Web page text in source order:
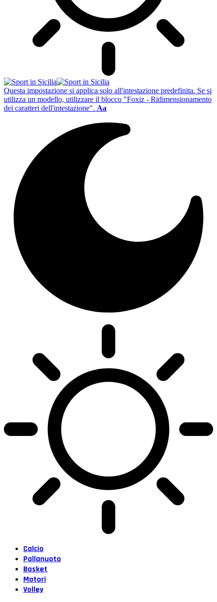
Questa impostazione si applica solo all'intestazione predefinita. Se si
utilizza un modello, utilizzare il blocco "Foxiz - Ridimensionamento
dei caratteri dell'intestazione". Aa
Calcio
Pallanuoto
Basket
Motori
Volley